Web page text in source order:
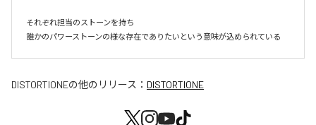
それぞれ担当のストーンを持ち
誰かのパワーストーンの様な存在でありたいという意味が込められている
DISTORTIONEの他のリリース： DISTORTIONE